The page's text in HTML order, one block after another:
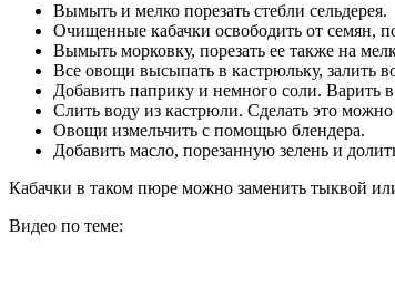
Вымыть и мелко порезать стебли сельдерея.
Очищенные кабачки освободить от семян,
Вымыть морковку, порезать ее также на
Все овощи высыпать в кастрюльку, залить
Добавить паприку и немного соли. Варить
Слить воду из кастрюли. Сделать это
Овощи измельчить с помощью блендера.
Добавить масло, порезанную зелень и
Кабачки в таком пюре можно заменить тыквой
Видео по теме: